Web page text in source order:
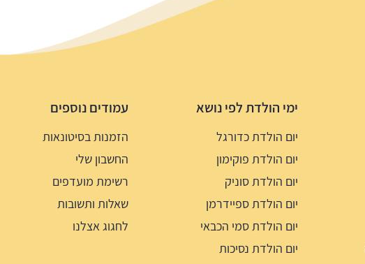
ימי הולדת לפי נושא
יום הולדת כדורגל
יום הולדת פוקימון
יום הולדת סוניק
יום הולדת ספיידרמן
יום הולדת סמי הכבאי
יום הולדת נסיכות
עמודים נוספים
הזמנות בסיטונאות
החשבון שלי
רשימת מועדפים
שאלות ותשובות
לחגוג אצלנו